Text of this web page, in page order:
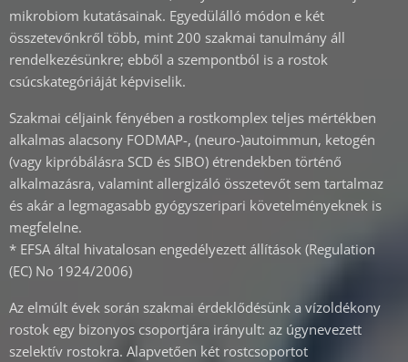
mikrobiom kutatásainak. Egyedülálló módon e két
összetevőnkről több, mint 200 szakmai tanulmány áll
rendelkezésünkre; ebből a szempontból is a rostok
csúcskategóriáját képviselik.
Szakmai céljaink fényében a rostkomplex teljes mértékben
alkalmas alacsony FODMAP-, (neuro-)autoimmun, ketogén
(vagy kipróbálásra SCD és SIBO) étrendekben történő
alkalmazásra, valamint allergizáló összetevőt sem tartalmaz
és akár a legmagasabb gyógyszeripari követelményeknek is
megfelelne.
* EFSA által hivatalosan engedélyezett állítások (Regulation
(EC) No 1924/2006)
Az elmúlt évek során szakmai érdeklődésünk a vízoldékony
rostok egy bizonyos csoportjára irányult: az úgynevezett
szelektív rostokra. Alapvetően két rostcsoportot